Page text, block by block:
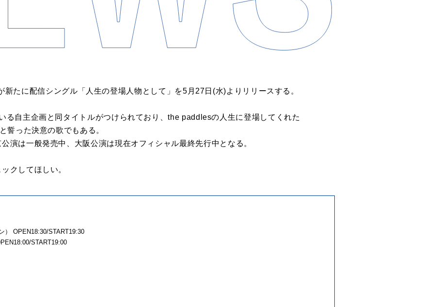
たに配信シングル「人生の登場人物として」を5月27日(水)よりリリースする。
る自主企画と同タイトルがつけられており、the paddlesの人生に登場してくれた
誓った決意の歌でもある。
演は一般発売中、大阪公演は現在オフィシャル最終先行中となる。
クしてほしい。
） OPEN18:30/START19:30
START19:00